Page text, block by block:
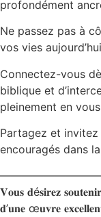
profondément
Ne passez pas à
vos vies
Connectez-vous
biblique et
pleinement en
Partagez et invitez
encouragés dans
𝐕𝐨𝐮𝐬 𝐝é𝐬𝐢𝐫𝐞𝐳
𝐝’𝐮𝐧𝐞 œ𝐮𝐯𝐫𝐞